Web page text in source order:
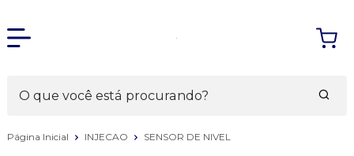
Página Inicial INJECAO SENSOR DE NIVEL